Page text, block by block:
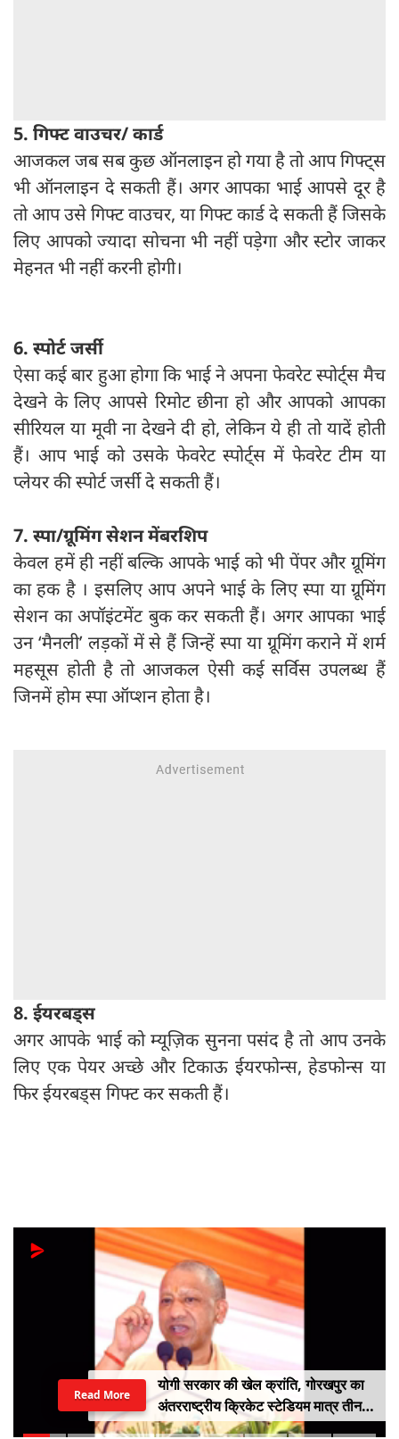
5. गिफ्ट वाउचर/ कार्ड
आजकल जब सब कुछ ऑनलाइन हो गया है तो आप गिफ्ट्स
भी ऑनलाइन दे सकती हैं। अगर आपका भाई आपसे दूर है
तो आप उसे गिफ्ट वाउचर, या गिफ्ट कार्ड दे सकती हैं जिसके
लिए आपको ज्यादा सोचना भी नहीं पड़ेगा और स्टोर जाकर
मेहनत भी नहीं करनी होगी।
6. स्पोर्ट जर्सी
ऐसा कई बार हुआ होगा कि भाई ने अपना फेवरेट स्पोर्ट्स मैच
देखने के लिए आपसे रिमोट छीना हो और आपको आपका
सीरियल या मूवी ना देखने दी हो, लेकिन ये ही तो यादें होती
हैं। आप भाई को उसके फेवरेट स्पोर्ट्स में फेवरेट टीम या
प्लेयर की स्पोर्ट जर्सी दे सकती हैं।
7. स्पा/ग्रूमिंग सेशन मेंबरशिप
केवल हमें ही नहीं बल्कि आपके भाई को भी पेंपर और ग्रूमिंग
का हक है । इसलिए आप अपने भाई के लिए स्पा या ग्रूमिंग
सेशन का अपॉइंटमेंट बुक कर सकती हैं। अगर आपका भाई
उन ‘मैनली’ लड़कों में से हैं जिन्हें स्पा या ग्रूमिंग कराने में शर्म
महसूस होती है तो आजकल ऐसी कई सर्विस उपलब्ध हैं
जिनमें होम स्पा ऑप्शन होता है।
8. ईयरबड्स
अगर आपके भाई को म्यूज़िक सुनना पसंद है तो आप उनके
लिए एक पेयर अच्छे और टिकाऊ ईयरफोन्स, हेडफोन्स या
फिर ईयरबड्स गिफ्ट कर सकती हैं।
योगी सरकार की खेल क्रांति, गोरखपुर का
अंतरराष्ट्रीय क्रिकेट स्टेडियम मात्र तीन
महीने में लगभग 20% तैयार
Read More